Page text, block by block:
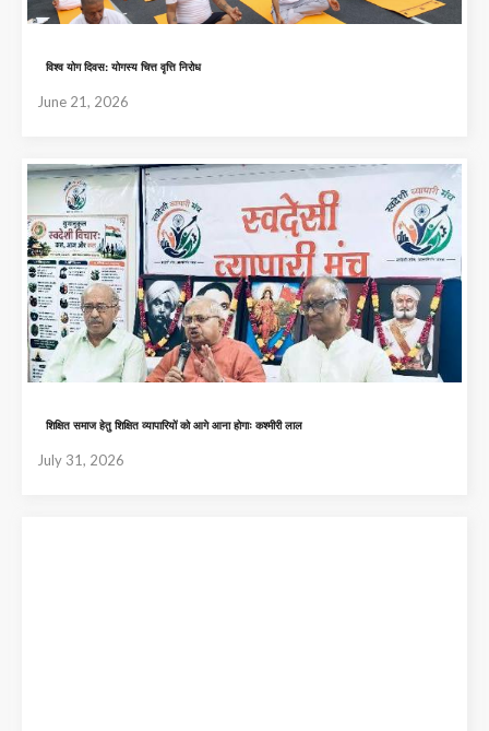
विश्व योग दिवस: योगस्य चित्त वृत्ति निरोध
June 21, 2026
शिक्षित समाज हेतु शिक्षित व्यापारियों को आगे आना होगाः कश्मीरी लाल
July 31, 2026